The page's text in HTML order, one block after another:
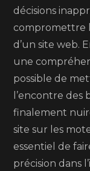
décisions
compromettre
d’un site web.
une
possible de
l’encontre des
finalement
site sur les
essentiel de
précision dans